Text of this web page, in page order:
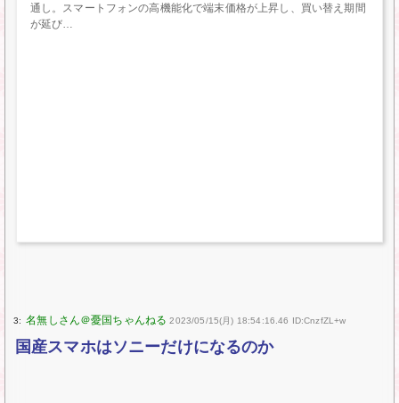
通し。スマートフォンの高機能化で端末価格が上昇し、買い替え期間
が延び
3: 2023/05/15(月) 18:54:16.46 ID:CnzfZL+w
国産スマホはソニーだけになるのか